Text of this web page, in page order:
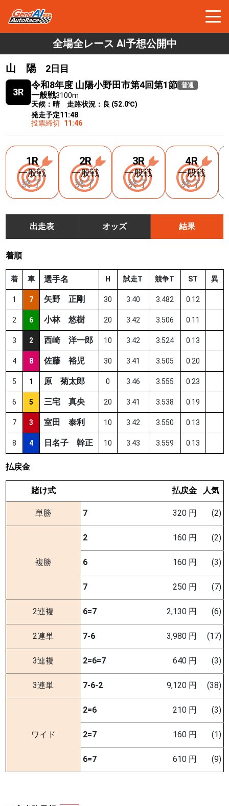
全場全レース AI予想公開中
山 陽
2日目
3R
令和8年度 山陽小野田市第4回第1節 普通
一般戦3100m
天候：晴 走路状況：良 (52.0℃)
発走予定11:48
投票締切
11:46
1R
一般戦
終了
2R
一般戦
終了
3R
一般戦
終了
4R
一般戦
終了
出走表 オッズ 結果
着順
着 車 選手名 H 試走T 競争T ST 異
1 7 矢野 正剛 30 3.40 3.482 0.12
2 6 小林 悠樹 20 3.42 3.506 0.11
3 2 西崎 洋一郎 10 3.42 3.524 0.13
4 8 佐藤 裕児 30 3.41 3.505 0.20
5 1 原 菊太郎 0 3.46 3.555 0.23
6 5 三宅 真央 20 3.41 3.538 0.19
7 3 室田 泰利 10 3.42 3.550 0.13
8 4 日名子 幹正 10 3.43 3.559 0.13
払戻金
賭け式 払戻金 人気
単勝 7 320 円 (2)
複勝
2 160 円 (2)
6 160 円 (3)
7 250 円 (7)
2連複 6=7 2,130 円 (6)
2連単 7-6 3,980 円 (17)
3連複 2=6=7 640 円 (3)
3連単 7-6-2 9,120 円 (38)
ワイド
2=6 210 円 (3)
2=7 160 円 (1)
6=7 610 円 (9)